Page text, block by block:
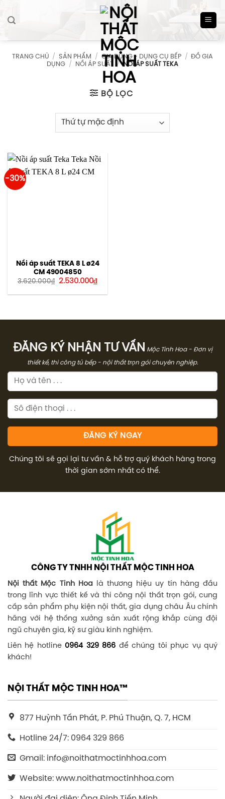
TRANG CHỦ / SẢN PHẨM / GIA DỤNG - DỤNG CỤ BẾP / ĐỒ GIA
DỤNG
/ NỒI ÁP SUẤT / NỒI ÁP SUẤT TEKA
BỘ LỌC
-30%
Nồi áp suất TEKA 8 L ø24
CM 49004850
3.620.000₫
Giá
là:
2.530.000₫Giá
tại
ĐĂNG KÝ NHẬN TƯ VẤN
Mộc Tinh Hoa - Đơn vị
thiết kế, thi công tủ bếp - nội thất trọn gói chuyên nghiệp.
Chúng tôi sẽ gọi lại tư vấn & hỗ trợ quý khách hàng trong
thời gian sớm nhất có thể.
CÔNG TY TNHH NỘI THẤT MỘC TINH HOA
Nội thất Mộc Tinh Hoalà thương hiệu uy tín hàng đầu
trong lĩnh vực thiết kế và thi công nội thất trọn gói, cung
cấp sản phẩm phụ kiện nội thất, gia dụng châu Âu chính
hãng với hệ thống xưởng sản xuất rộng khắp cùng đội
ngũ chuyên gia, kỹ sư giàu kinh nghiệm.
Liên hệ hotline 0964 329 866 để chúng tôi phục vụ quý
khách!
NỘI THẤT MỘC TINH HOA™
877 Huỳnh Tấn Phát, P. Phú Thuận, Q. 7, HCM
Hotline 24/7: 0964 329 866
Gmail: info@noithatmoctinhhoa.com
Website: www.noithatmoctinhhoa.com